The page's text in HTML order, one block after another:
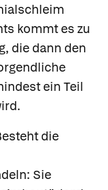
kommt es zu
die dann den
ein Teil
die
Sie